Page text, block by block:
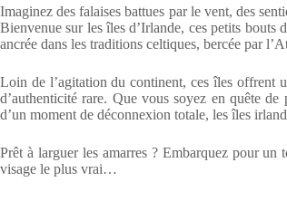
Imaginez des falaises battues par le vent, des
Bienvenue sur les îles d’Irlande, ces petits bouts
ancrée dans les traditions celtiques, bercée par
Loin de l’agitation du continent, ces îles offrent
d’authenticité rare. Que vous soyez en quête
d’un moment de déconnexion totale, les îles
Prêt à larguer les amarres ? Embarquez pour un
visage le plus vrai…